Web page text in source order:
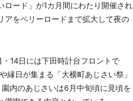
ード」が1カ月間にわたり開催され
アをペリーロードまで拡大して夜の
14日には下田時計台フロントで
縁日が集まる「大横町あじさい祭」
内のあじさいは6月中旬頃に見頃を